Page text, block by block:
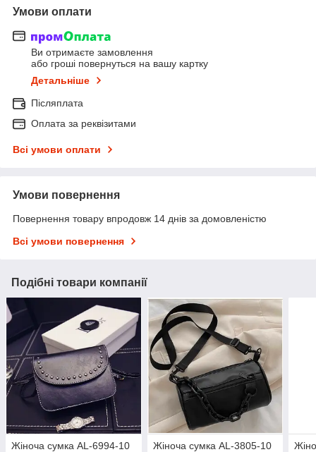
Умови оплати
Ви отримаєте замовлення
або гроші повернуться на вашу картку
Детальніше
Післяплата
Оплата за реквізитами
Всі умови оплати
Умови повернення
Повернення товару впродовж 14 днів за домовленістю
Всі умови повернення
Подібні товари компанії
Жіноча сумка AL-6994-10 Жіноча сумка AL-3805-10